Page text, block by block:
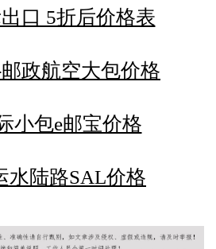
口 5折后价格表
政航空大包价格
小包e邮宝价格
水陆路SAL价格